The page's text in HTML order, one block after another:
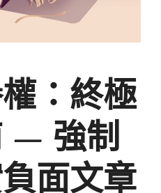
：終極
— 強制